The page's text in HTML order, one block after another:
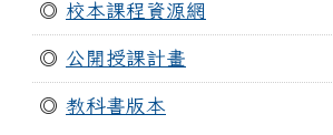
◎ 校本課程資源網
◎ 公開授課計畫
◎ 教科書版本